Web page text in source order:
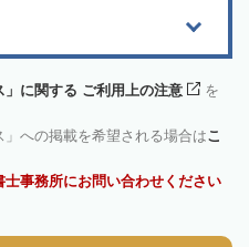
」に関する ご利用上の注意
を
」への掲載を希望される場合はこ
事務所にお問い合わせください